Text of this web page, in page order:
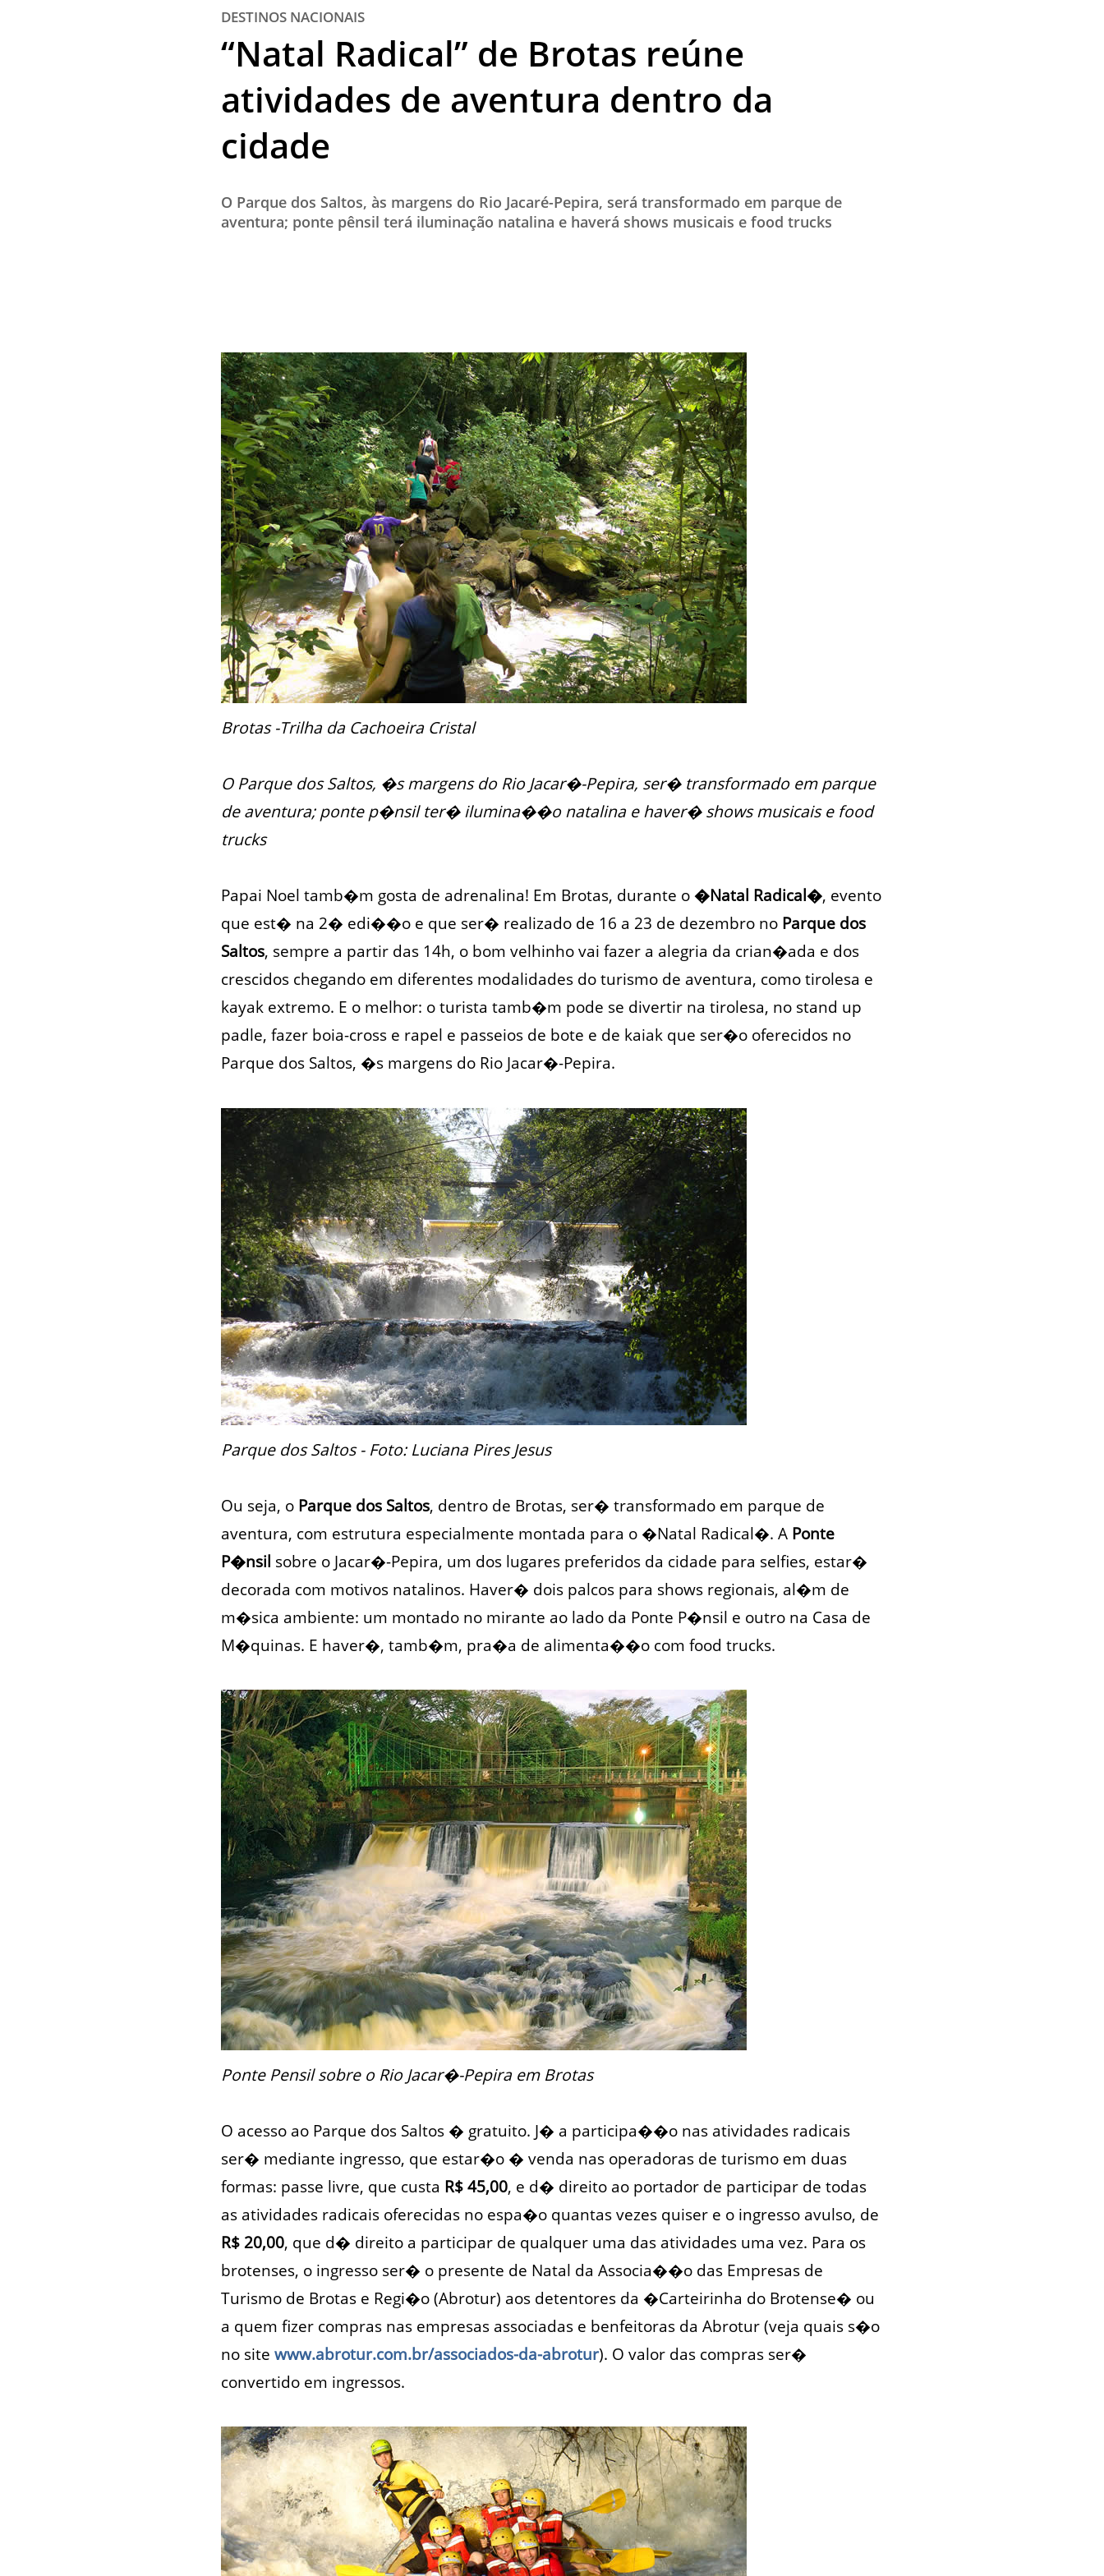
ÚLTIMAS NOTÍCIAS
QUEM SOMOS - EQUIPE
DESTINOS NACIONAIS
“Natal Radical” de Brotas reúne
atividades de aventura dentro da
cidade
O Parque dos Saltos, às margens do Rio Jacaré-Pepira, será transformado em parque de
aventura; ponte pênsil terá iluminação natalina e haverá shows musicais e food trucks
Brotas -Trilha da Cachoeira Cristal
O Parque dos Saltos, �s margens do Rio Jacar�-Pepira, ser� transformado em parque
de aventura; ponte p�nsil ter� ilumina��o natalina e haver� shows musicais e food
trucks
Papai Noel tamb�m gosta de adrenalina! Em Brotas, durante o�Natal Radical�, evento
que est� na 2� edi��o e que ser� realizado de 16 a 23 de dezembro no Parque dos
Saltos, sempre a partir das 14h, o bom velhinho vai fazer a alegria da crian�ada e dos
crescidos chegando em diferentes modalidades do turismo de aventura, como tirolesa e
kayak extremo. E o melhor: o turista tamb�m pode se divertir na tirolesa, no stand up
padle, fazer boia-cross e rapel e passeios de bote e de kaiak que ser�o oferecidos no
Parque dos Saltos, �s margens do Rio Jacar�-Pepira.
Parque dos Saltos - Foto: Luciana Pires Jesus
Ou seja, o Parque dos Saltos, dentro de Brotas, ser� transformado em parque de
aventura, com estrutura especialmente montada para o �Natal Radical�. A Ponte
P�nsil sobre o Jacar�-Pepira, um dos lugares preferidos da cidade para selfies, estar�
decorada com motivos natalinos. Haver� dois palcos para shows regionais, al�m de
m�sica ambiente: um montado no mirante ao lado da Ponte P�nsil e outro na Casa de
M�quinas. E haver�, tamb�m, pra�a de alimenta��o com food trucks.
Ponte Pensil sobre o Rio Jacar�-Pepira em Brotas
O acesso ao Parque dos Saltos � gratuito. J� a participa��o nas atividades radicais
ser� mediante ingresso, que estar�o � venda nas operadoras de turismo em duas
formas: passe livre, que custa R$ 45,00, e d� direito ao portador de participar de todas
as atividades radicais oferecidas no espa�o quantas vezes quiser e o ingresso avulso, de
R$ 20,00, que d� direito a participar de qualquer uma das atividades uma vez. Para os
brotenses, o ingresso ser� o presente de Natal da Associa��o das Empresas de
Turismo de Brotas e Regi�o (Abrotur) aos detentores da �Carteirinha do Brotense� ou
a quem fizer compras nas empresas associadas e benfeitoras da Abrotur (veja quais s�o
no site www.abrotur.com.br/associados-da-abrotur). O valor das compras ser�
convertido em ingressos.